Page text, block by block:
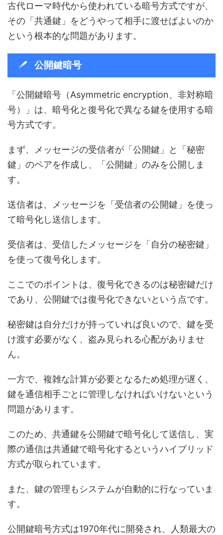
古代ローマ時代から使われている暗号方式ですが、
その「共通鍵」をどうやって相手に渡せばよいのか
という根本的な問題があります。
公開鍵暗号
「公開鍵暗号（Asymmetric encryption、非対称暗
号）」は、暗号化と復号化で異なる鍵を使用する暗
号方式です。
まず、メッセージの受信者が「公開鍵」と「秘密
鍵」のペアを作成し、「公開鍵」のみを公開しま
す。
送信者は、メッセージを「受信者の公開鍵」を使っ
て暗号化し送信します。
受信者は、受信したメッセージを「自分の秘密鍵」
を使って復号化します。
ここでのポイントは、復号化できるのは秘密鍵だけ
であり、公開鍵では復号化できないという点です。
秘密鍵は自分だけが持っていれば良いので、鍵を受
け渡す必要がなく、盗み見られる心配がありませ
ん。
一方で、複雑な計算が必要となるため処理が遅く、
鍵を通信相手ごとに管理しなければいけないという
問題があります。
このため、共通鍵を公開鍵で暗号化して送信し、実
際の通信は共通鍵で暗号化するというハイブリッド
方式が取られています。
また、鍵の管理もシステムが自動的に行なっていま
す。
公開鍵暗号方式は1970年代に開発され、人類最大の